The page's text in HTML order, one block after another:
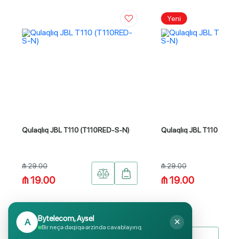
Qulaqlıq JBL T110 (T110RED-S-N)
₼ 29.00
₼ 19.00
Yeni
Qulaqlıq JBL T110
₼ 29.00
₼ 19.00
A Bytelecom, Aysel
Bir neçə dəqiqə ərzində cavablayırıq
✕